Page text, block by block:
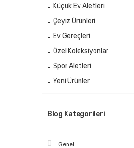
Küçük Ev Aletleri
Çeyiz Ürünleri
Ev Gereçleri
Özel Koleksiyonlar
Spor Aletleri
Yeni Ürünler
Blog Kategorileri
Genel